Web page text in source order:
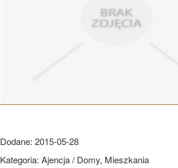
Dodane: 2015-05-28
Kategoria: Ajencja / Domy, Mieszkania